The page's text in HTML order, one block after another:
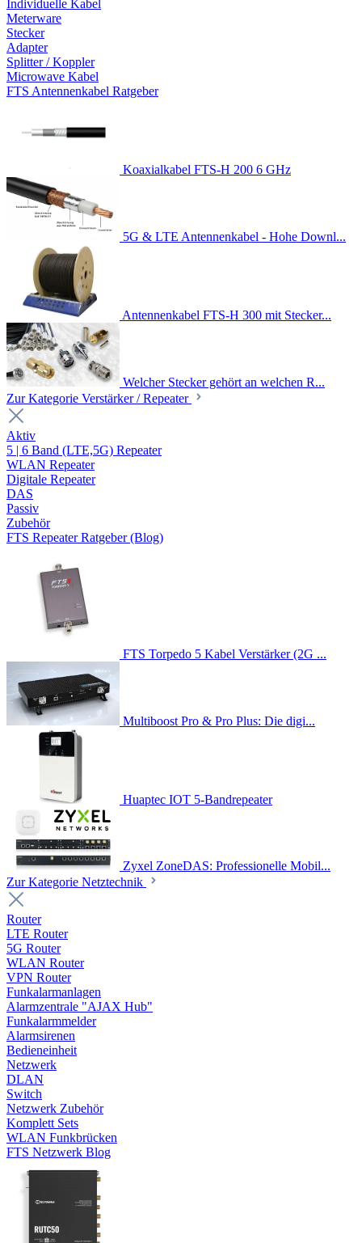
Individuelle Kabel
Meterware
Stecker
Adapter
Splitter / Koppler
Microwave Kabel
FTS Antennenkabel Ratgeber
Koaxialkabel FTS-H 200 6 GHz
5G & LTE Antennenkabel - Hohe Downl...
Antennenkabel FTS-H 300 mit Stecker...
Welcher Stecker gehört an welchen R...
Zur Kategorie Verstärker / Repeater
Aktiv
5 | 6 Band (LTE,5G) Repeater
WLAN Repeater
Digitale Repeater
DAS
Passiv
Zubehör
FTS Repeater Ratgeber (Blog)
FTS Torpedo 5 Kabel Verstärker (2G ...
Multiboost Pro & Pro Plus: Die digi...
Huaptec IOT 5-Bandrepeater
Zyxel ZoneDAS: Professionelle Mobil...
Zur Kategorie Netztechnik
Router
LTE Router
5G Router
WLAN Router
VPN Router
Funkalarmanlagen
Alarmzentrale "AJAX Hub"
Funkalarmmelder
Alarmsirenen
Bedieneinheit
Netzwerk
DLAN
Switch
Netzwerk Zubehör
Komplett Sets
WLAN Funkbrücken
FTS Netzwerk Blog